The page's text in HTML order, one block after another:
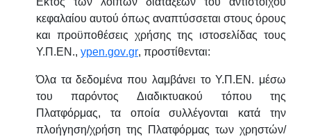
κεφαλαίου αυτού όπως αναπτύσσεται στους όρους
και προϋποθέσεις χρήσης της ιστοσελίδας τους
Υ.Π.ΕΝ., ypen.gov.gr, προστίθενται:
Όλα τα δεδομένα που λαμβάνει το Υ.Π.ΕΝ. μέσω
του παρόντος Διαδικτυακού τόπου της
Πλατφόρμας, τα οποία συλλέγονται κατά την
πλοήγηση/χρήση της Πλατφόρμας των χρηστών/